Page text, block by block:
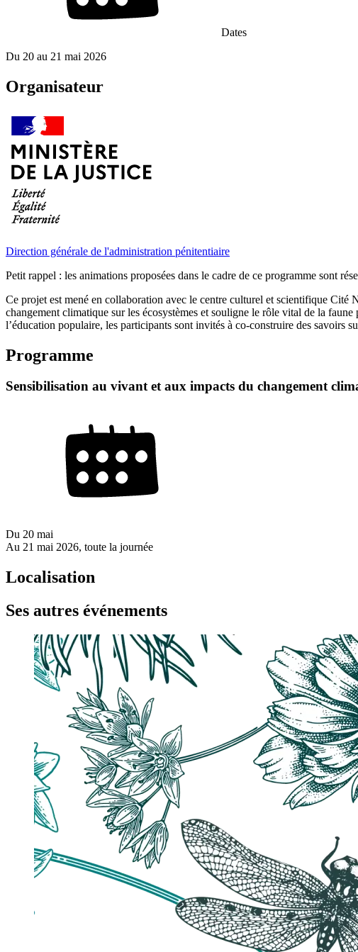
Dates
Du 20 au 21 mai 2026
Organisateur
Direction générale de l'administration pénitentiaire
Petit rappel : les animations proposées dans le cadre de ce programme sont
Ce projet est mené en collaboration avec le centre culturel et scientifique Cité
changement climatique sur les écosystèmes et souligne le rôle vital de la
l’éducation populaire, les participants sont invités à co-construire des savoirs
Programme
Sensibilisation au vivant et aux impacts du changement
Du 20 mai
Au 21 mai 2026, toute la journée
Localisation
Ses autres événements